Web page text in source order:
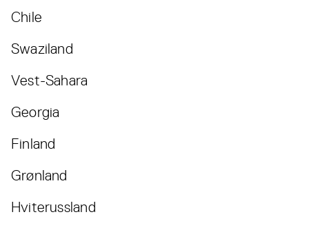
Chile
Swaziland
Vest-Sahara
Georgia
Finland
Grønland
Hviterussland